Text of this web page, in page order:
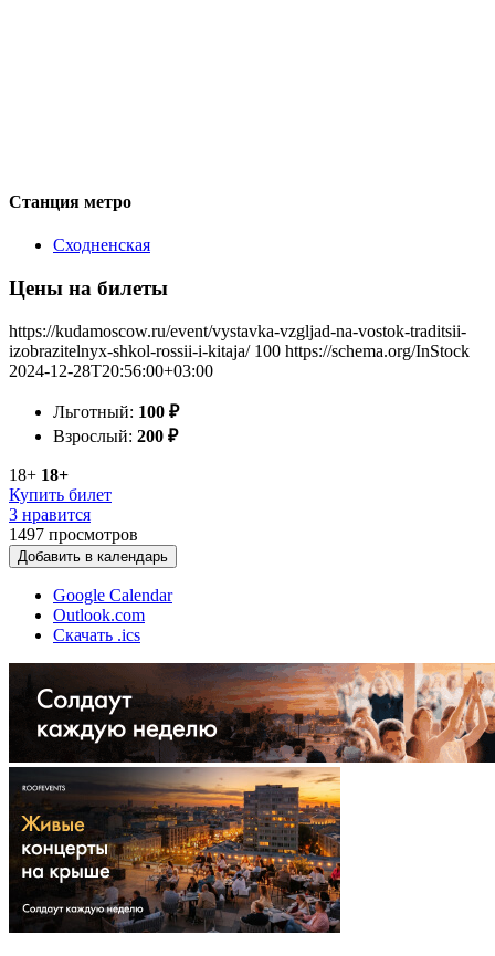
Станция метро
Сходненская
Цены на билеты
https://kudamoscow.ru/event/vystavka-vzgljad-na-vostok-traditsii-
izobrazitelnyx-shkol-rossii-i-kitaja/ 100 https://schema.org/InStock
2024-12-28T20:56:00+03:00
Льготный: 100 ₽
Взрослый: 200 ₽
18+ 18+
Купить билет
3 нравится
1497 просмотров
Добавить в календарь
Google Calendar
Outlook.com
Скачать .ics